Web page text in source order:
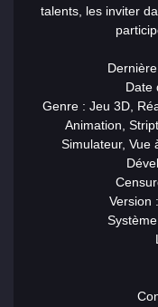
talents, les inviter
Date
Genre : Jeu 3D,
Animation,
Simulateur, Vue
Version